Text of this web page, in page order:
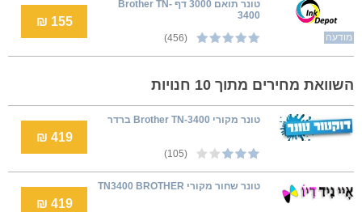
מודעה
טונר תואם 3000 דף Brother TN-
3400
(456)
155 ₪
השוואת מחירים מתוך 10 חנויות
טונר מקורי Brother TN-3400 ברדר
(105)
419 ₪
טונר שחור מקורי TN3400 BROTHER
419 ₪